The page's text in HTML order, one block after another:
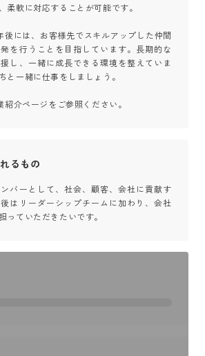
柔軟に対応することが可能です。
後には、お客様先でスキルアップした仲間
を行うことを目指しています。長期的な
し、一緒に成長できる環境を整えていま
と一緒に仕事をしましょう。
介ページをご参照ください。
るもの
バーとして、社会、顧客、会社に貢献す
はリーダーシップチームに加わり、会社
っていただきたいです。